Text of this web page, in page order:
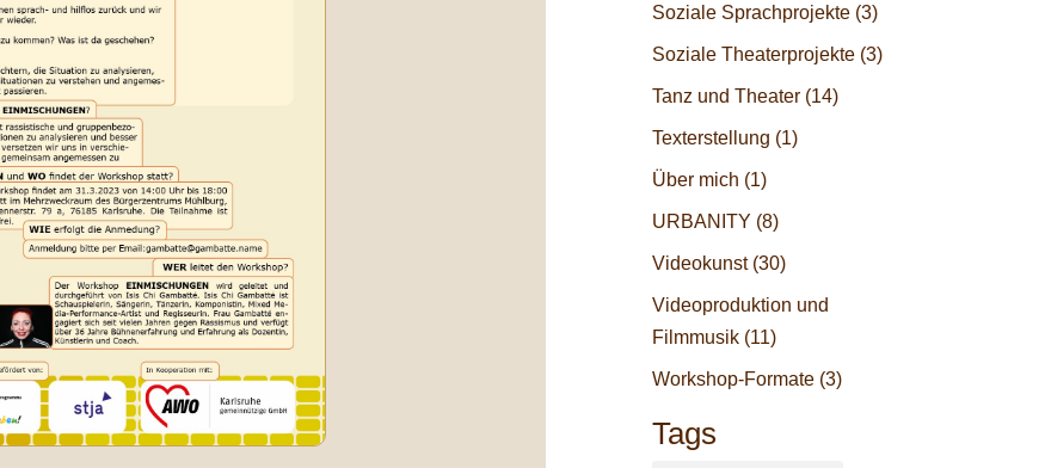
Soziale Sprachprojekte (3)
Soziale Theaterprojekte (3)
Tanz und Theater (14)
Texterstellung (1)
Über mich (1)
URBANITY (8)
Videokunst(30)
Videoproduktion und
Filmmusik (11)
Workshop-Formate (3)
Tags